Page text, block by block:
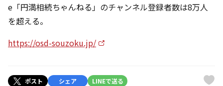
e「円満相続ちゃんねる」のチャンネル登録者数は8万人
を超える。
https://osd-souzoku.jp/
ポスト シェア LINEで送る